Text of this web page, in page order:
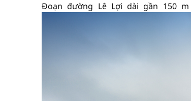
Đoạn đường Lê Lợi dài gần 150